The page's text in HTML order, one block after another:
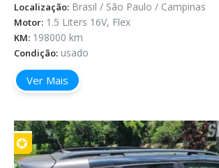
Localização: Brasil / São Paulo / Campinas
Motor: 1.5 Liters 16V, Flex
KM: 198000 km
Condição: usado
Ver Mais
✪